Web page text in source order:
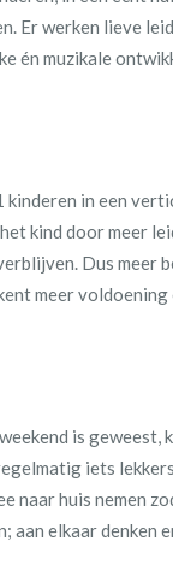
Er werken lieve
én muzikale
kinderen in een
kind door meer
Dus meer
meer voldoening
is geweest,
iets
naar huis nemen
aan elkaar denken